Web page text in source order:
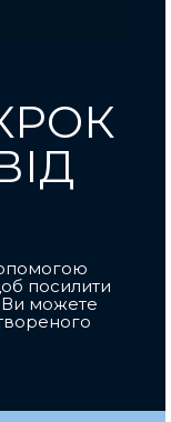
посилити
Ви можете